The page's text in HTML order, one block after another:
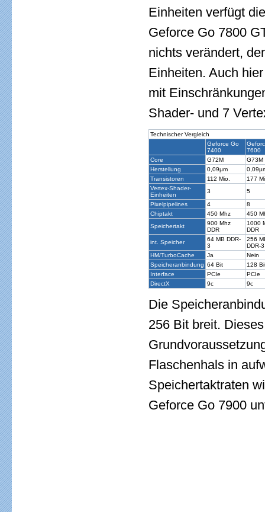
Einheiten verfügt
Geforce Go 7800
nichts verändert,
Einheiten. Auch
mit
Shader- und 7
Technischer Vergleich
Geforce Go
7400
7600
Core
G72M
G73M
Herstellung
0,09µm
Transistoren
112 Mio.
177
Vertex-Shader-
Einheiten
3
5
Pixelpipelines
4
8
Chiptakt
450 Mhz
450
Speichertakt
900 Mhz
DDR
1000
DDR
int. Speicher
64 MB DDR-
3
256
DDR-3
HM/TurboCache
Ja
Nein
Speicheranbindung 64 Bit
128
Interface
PCIe
PCIe
DirectX
9c 9c
Die
256 Bit breit.
Flaschenhals in
Speichertaktraten
Geforce Go 7900